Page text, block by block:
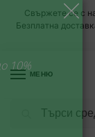
Свържете се с
Безплатна
МЕНЮ
Спри колелото,
отстъпка
Без измами